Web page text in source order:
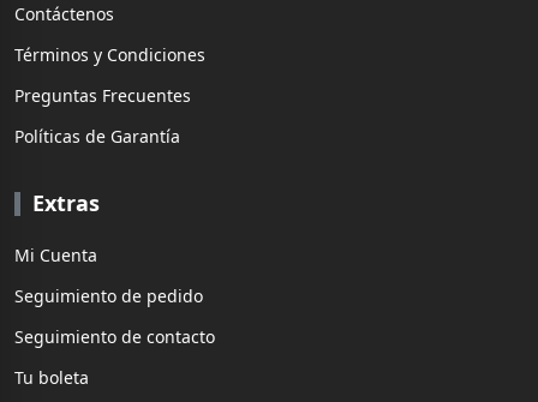
Contáctenos
Términos y Condiciones
Preguntas Frecuentes
Políticas de Garantía
Extras
Mi Cuenta
Seguimiento de pedido
Seguimiento de contacto
Tu boleta